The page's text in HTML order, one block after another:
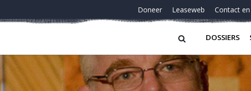
Doneer Leaseweb Contact
DOSSIERS